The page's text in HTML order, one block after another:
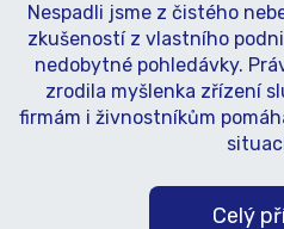
Nespadli jsme z čistého
zkušeností z vlastního
nedobytné pohledávky.
zrodila myšlenka zřízení
firmám i živnostníkům
Celý